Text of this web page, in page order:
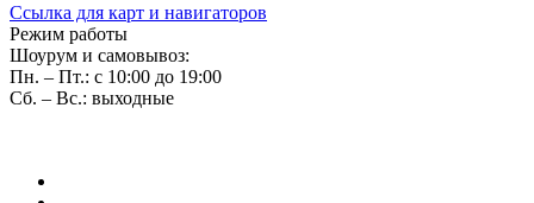
Ссылка для карт и навигаторов
Режим работы
Шоурум и самовывоз:
Пн. – Пт.: с 10:00 до 19:00
Сб. – Вс.: выходные